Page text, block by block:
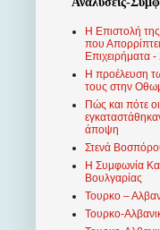
Η Επιστολή
που
Επιχειρήματα
Η προέλευση
τους στην
Πώς και πότε
άποψη
Στενά
Η Συμφωνία
Βουλγαρίας
Τουρκο –
Τουρκο-